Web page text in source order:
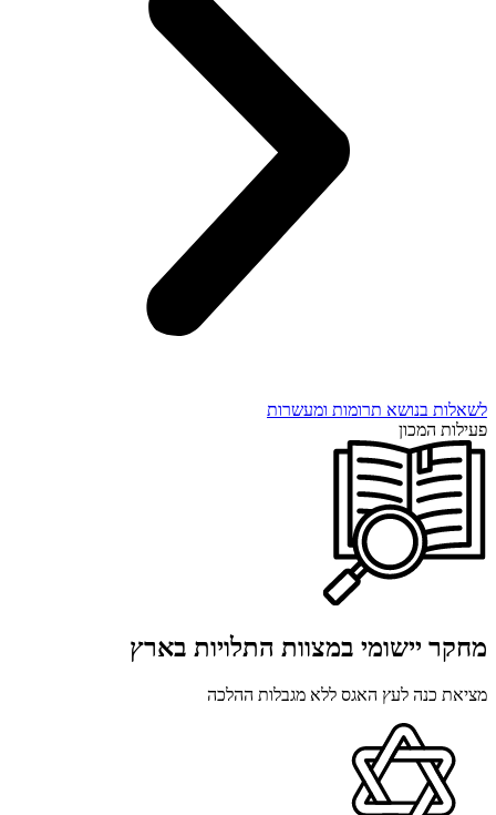
לשאלות בנושא תרומות ומעשרות
פעילות המכון
מחקר יישומי במצוות התלויות בארץ
מציאת כנה לעץ האגס ללא מגבלות ההלכה